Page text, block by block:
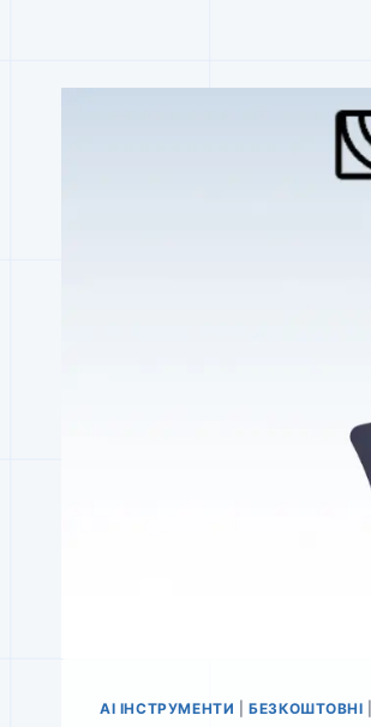
AI ІНСТРУМЕНТИ |БЕЗКОШТОВНІ